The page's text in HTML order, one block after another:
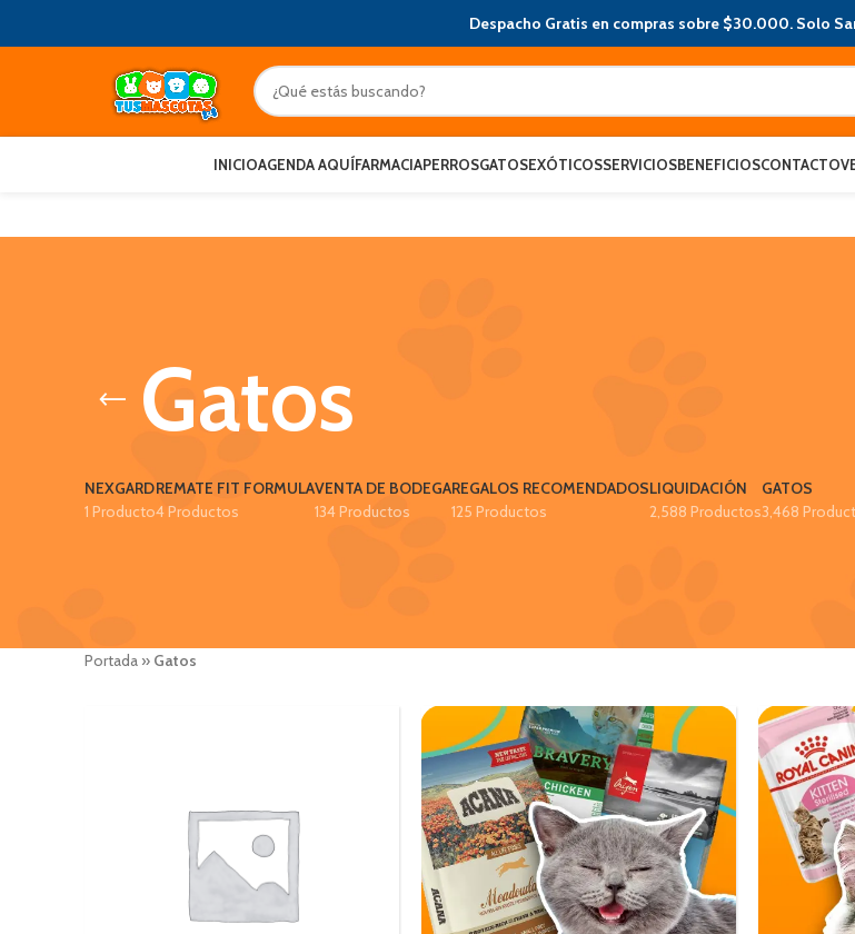
Despacho Gratis en compras sobre $30.000. Solo
INICIOAGENDA AQUÍFARMACIAPERROSGATOSEXÓTICOSSERVICIOSBENEFICIOSCONTACTO
Gatos
NEXGARD
1 Producto
REMATE FIT FORMULA
4 Productos
VENTA DE BODEGA
134 Productos
REGALOS RECOMENDADOS
125 Productos
LIQUIDACIÓN
2,588 Productos
GATOS
3,468
Portada » Gatos